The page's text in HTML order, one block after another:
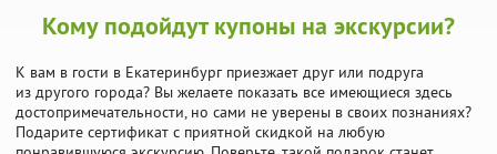
Кому подойдут купоны на экскурсии?
К вам в гости в Екатеринбург приезжает друг или подруга
из другого города? Вы желаете показать все имеющиеся здесь
достопримечательности, но сами не уверены в своих познаниях?
Подарите сертификат с приятной скидкой на любую